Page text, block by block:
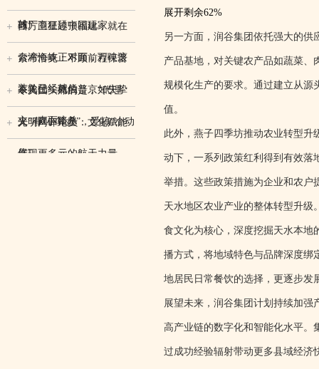
雄!
球厂商狂舔中国玩家
西方卫星过顶福建，就在
台湾海峡正对面，万吨滚
装轮已经就位
索布恰克：不顾前程保普
京入仕，死后普京如失挚
交，直面暗杀
令美国头痛的是，“代理
人”有“小算盘”，爱搞“小动
作”
光明网评论员：文化赋能
展现更多元的航天力量
展开剩余62%
另一方面，润谷集团依托强大的
产品基地，对关键农产品如蔬菜、
规模化生产的要求。通过建立从源
值。
此外，燕子四季坊推动农业转型升
动下，一系列政策红利得到有效落
举措。这些政策措施为企业和农户
天水地区农业产业的整体转型升级
食文化为核心，深度挖掘天水本地
播方式，将地域特色与品牌深度绑
地居民日常餐饮的选择，更逐步发
展望未来，润谷集团计划持续加
高产业链的数字化和智能化水平。
过成功经验辐射带动更多县域经济